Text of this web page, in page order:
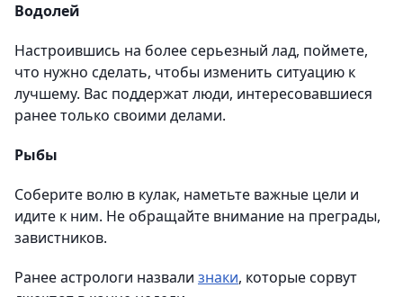
Водолей
Настроившись на более серьезный лад, поймете,
что нужно сделать, чтобы изменить ситуацию к
лучшему. Вас поддержат люди, интересовавшиеся
ранее только своими делами.
Рыбы
Соберите волю в кулак, наметьте важные цели и
идите к ним. Не обращайте внимание на преграды,
завистников.
Ранее астрологи назвали знаки, которые сорвут